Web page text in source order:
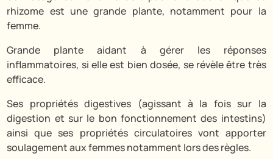
rhizome est une grande plante, notamment pour la
femme.
Grande plante aidant à gérer les réponses
inflammatoires, si elle est bien dosée, se révèle être très
efficace.
Ses propriétés digestives (agissant à la fois sur la
digestion et sur le bon fonctionnement des intestins)
ainsi que ses propriétés circulatoires vont apporter
soulagement aux femmes notamment lors des règles.